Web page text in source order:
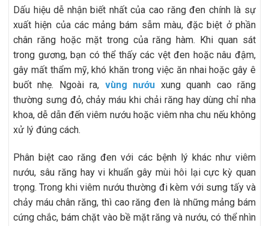
Dấu hiệu dễ nhận biết nhất của cao răng đen chính là sự
xuất hiện của các mảng bám sẫm màu, đặc biệt ở phần
chân răng hoặc mặt trong của răng hàm. Khi quan sát
trong gương, bạn có thể thấy các vệt đen hoặc nâu đậm,
gây mất thẩm mỹ, khó khăn trong việc ăn nhai hoặc gây ê
buốt nhẹ. Ngoài ra, vùng nướu xung quanh cao răng
thường sưng đỏ, chảy máu khi chải răng hay dùng chỉ nha
khoa, dễ dẫn đến viêm nướu hoặc viêm nha chu nếu không
xử lý đúng cách.
Phân biệt cao răng đen với các bệnh lý khác như viêm
nướu, sâu răng hay vi khuẩn gây mùi hôi lại cực kỳ quan
trọng. Trong khi viêm nướu thường đi kèm với sưng tấy và
chảy máu chân răng, thì cao răng đen là những mảng bám
cứng chắc, bám chặt vào bề mặt răng và nướu, có thể nhìn